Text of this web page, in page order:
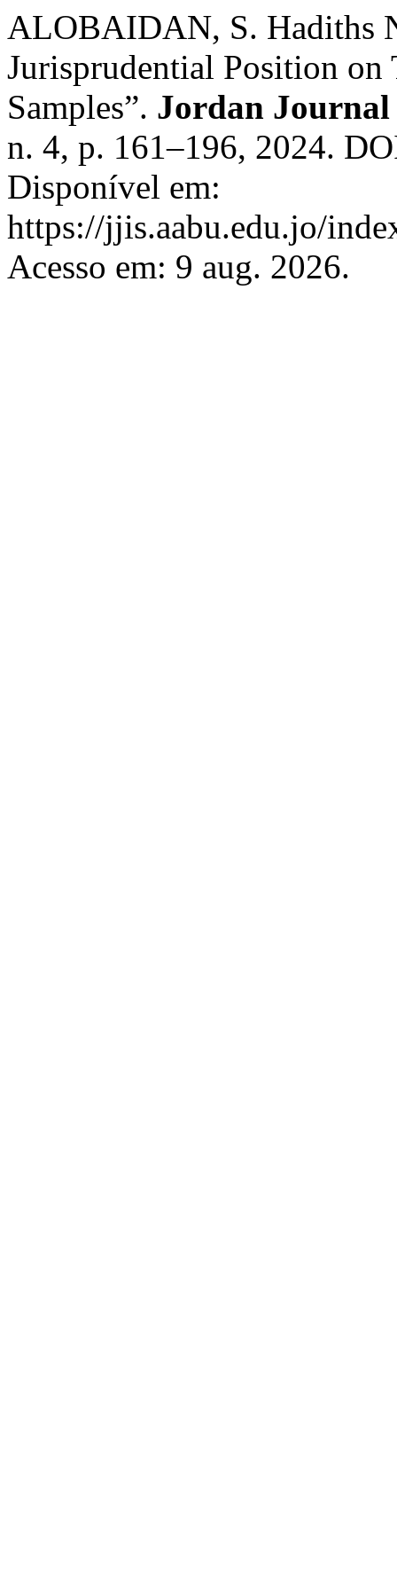
ALOBAIDAN, S. Hadiths
Jurisprudential Position on
Samples”. Jordan Journal
n. 4, p. 161–196, 2024.
Disponível em:
https://jjis.aabu.edu.jo/
Acesso em: 9 aug. 2026.